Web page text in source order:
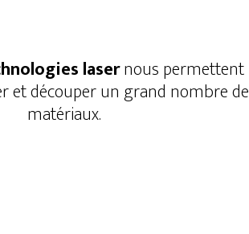
lasernous permettent
et découper un grand nombre de
matériaux.